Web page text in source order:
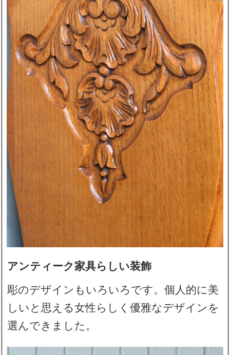
アンティーク家具らしい装飾
彫のデザインもいろいろです。個人的に美
しいと思える女性らしく優雅なデザインを
選んできました。